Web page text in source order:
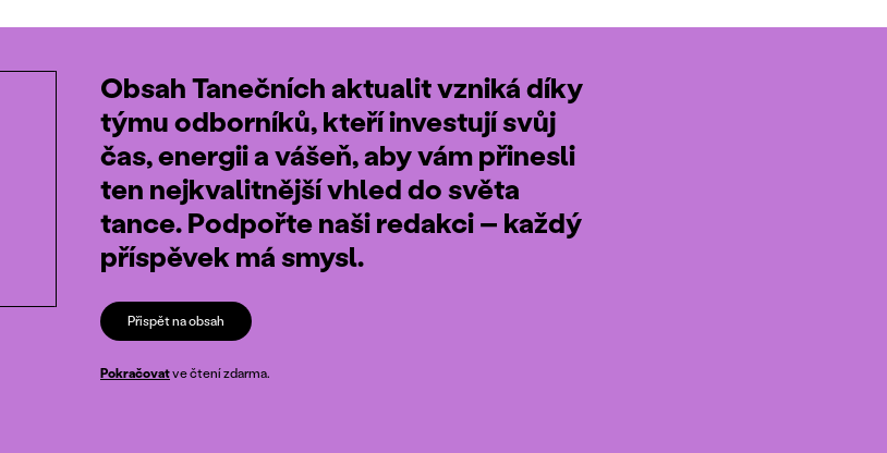
Obsah Tanečních aktualit vzniká díky
týmu odborníků, kteří investují svůj
čas, energii a vášeň, aby vám přinesli
ten nejkvalitnější vhled do světa
tance. Podpořte naši redakci – každý
příspěvek má smysl.
Přispět na obsah
Pokračovatve čtení zdarma.